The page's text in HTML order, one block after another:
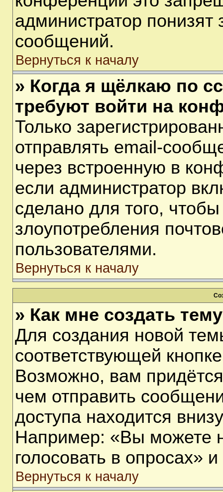
администратор понизят
сообщений.
Вернуться к началу
» Когда я щёлкаю по
требуют войти на
Только
отправлять email-
через встроенную в
если администратор
сделано для того,
злоупотребления
пользователями.
Вернуться к началу
» Как мне создать
Для создания новой
соответствующей
Возможно, вам
чем отправить
доступа находится
Например: «Вы можете
голосовать в опросах» и
Вернуться к началу